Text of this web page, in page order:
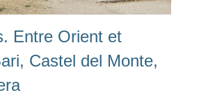
Entre Orient et
Castel del Monte,